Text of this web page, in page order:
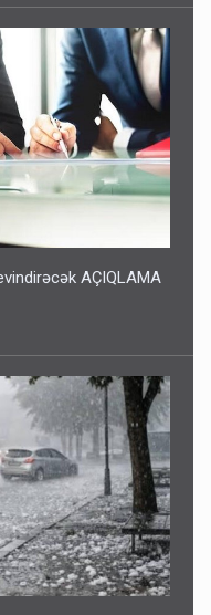
AÇIQLAMA